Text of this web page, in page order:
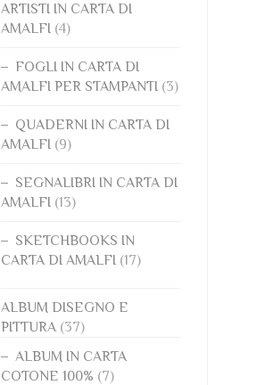
ARTISTI IN CARTA DI
AMALFI (4)
FOGLI IN CARTA DI
AMALFI PER STAMPANTI (3)
QUADERNI IN CARTA DI
AMALFI (9)
SEGNALIBRI IN CARTA DI
AMALFI (13)
SKETCHBOOKS IN
CARTA DI AMALFI (17)
ALBUM DISEGNO E
PITTURA (37)
ALBUM IN CARTA
COTONE 100% (7)